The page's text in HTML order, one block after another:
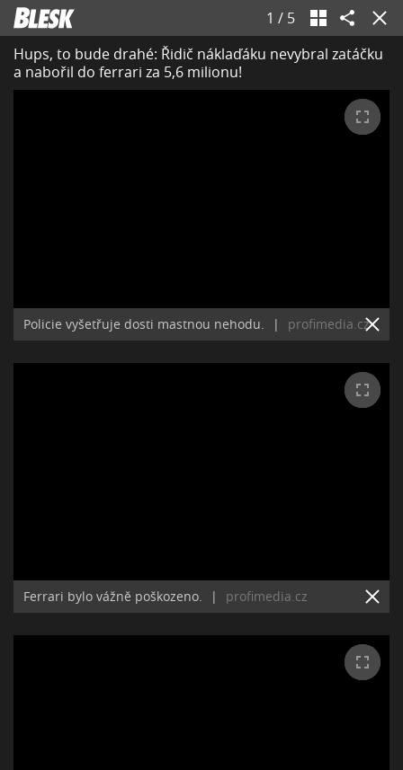
1 / 5
Hups, to bude drahé: Řidič náklaďáku nevybral zatáčku
a nabořil do ferrari za 5,6 milionu!
Policie vyšetřuje dosti mastnou nehodu. | profimedia.cz
Ferrari bylo vážně poškozeno. | profimedia.cz